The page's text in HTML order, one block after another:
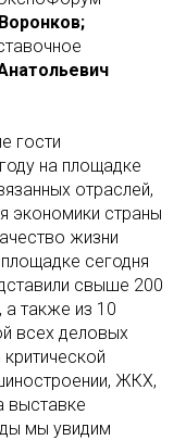
гости
на площадке
отраслей,
экономики страны
жизни
сегодня
свыше 200
а также из 10
всех деловых
ЖКХ,
выставке
мы увидим